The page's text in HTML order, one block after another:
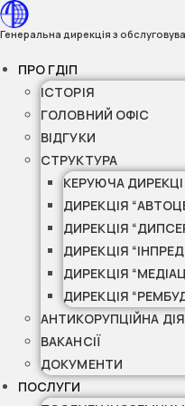
Перейти
до
Генеральна дирекція з
ПРО ГДІП
ІСТОРІЯ
ГОЛОВНИЙ ОФІС
ВІДГУКИ
СТРУКТУРА
КЕРУЮЧА
ДИРЕКЦІЯ
ДИРЕКЦІЯ
ДИРЕКЦІЯ
ДИРЕКЦІЯ
ДИРЕКЦІЯ
АНТИКОРУПЦІЙНА
ВАКАНСІЇ
ДОКУМЕНТИ
ПОСЛУГИ